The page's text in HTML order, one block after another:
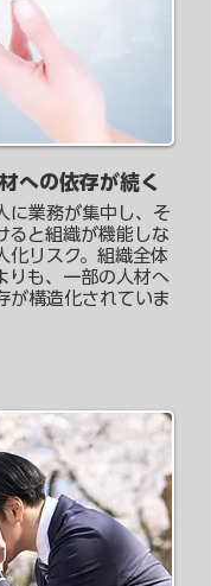
への依存が続く
に業務が集中し、そ
ると組織が機能しな
化リスク。組織全体
りも、一部の人材へ
が構造化されていま